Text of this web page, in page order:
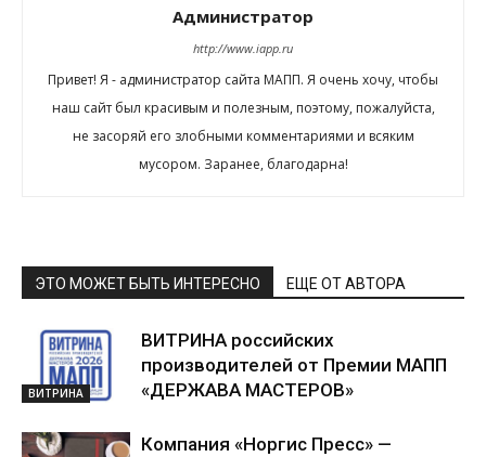
Администратор
http://www.iapp.ru
Привет! Я - администратор сайта МАПП. Я очень хочу, чтобы
наш сайт был красивым и полезным, поэтому, пожалуйста,
не засоряй его злобными комментариями и всяким
мусором. Заранее, благодарна!
ЭТО МОЖЕТ БЫТЬ ИНТЕРЕСНО ЕЩЕ ОТ АВТОРА
ВИТРИНА
ВИТРИНА российских
производителей от Премии МАПП
«ДЕРЖАВА МАСТЕРОВ»
Компания «Норгис Пресс» —